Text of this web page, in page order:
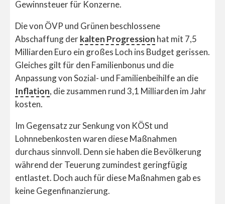
Gewinnsteuer für Konzerne.
Die von ÖVP und Grünen beschlossene
Abschaffung derkalten Progression hat mit 7,5
Milliarden Euro ein großes Loch ins Budget gerissen.
Gleiches gilt für den Familienbonus und die
Anpassung von Sozial- und Familienbeihilfe an die
Inflation, die zusammen rund 3,1 Milliarden im Jahr
kosten.
Im Gegensatz zur Senkung von KÖSt und
Lohnnebenkosten waren diese Maßnahmen
durchaus sinnvoll. Denn sie haben die Bevölkerung
während der Teuerung zumindest geringfügig
entlastet. Doch auch für diese Maßnahmen gab es
keine Gegenfinanzierung.